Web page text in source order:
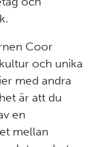
Coor
och unika
med andra
är att du
en
mellan